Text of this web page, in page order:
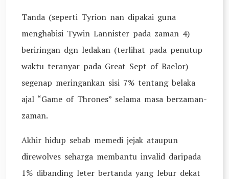
Tanda (seperti Tyrion nan dipakai guna
menghabisi Tywin Lannister pada zaman 4)
beriringan dgn ledakan (terlihat pada penutup
waktu teranyar pada Great Sept of Baelor)
segenap meringankan sisi 7% tentang belaka
ajal “Game of Thrones” selama masa berzaman-
zaman.
Akhir hidup sebab memedi jejak ataupun
direwolves seharga membantu invalid daripada
1% dibanding leter bertanda yang lebur dekat